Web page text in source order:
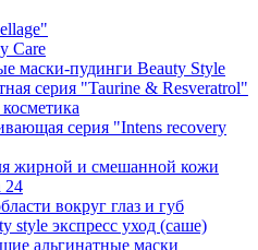
Care
маски-пудинги Beauty Style
серия "Taurine & Resveratrol"
серия "Intens recovery
жирной и смешанной кожи
24
вокруг глаз и губ
style экспресс уход (саше)
альгинатные маски